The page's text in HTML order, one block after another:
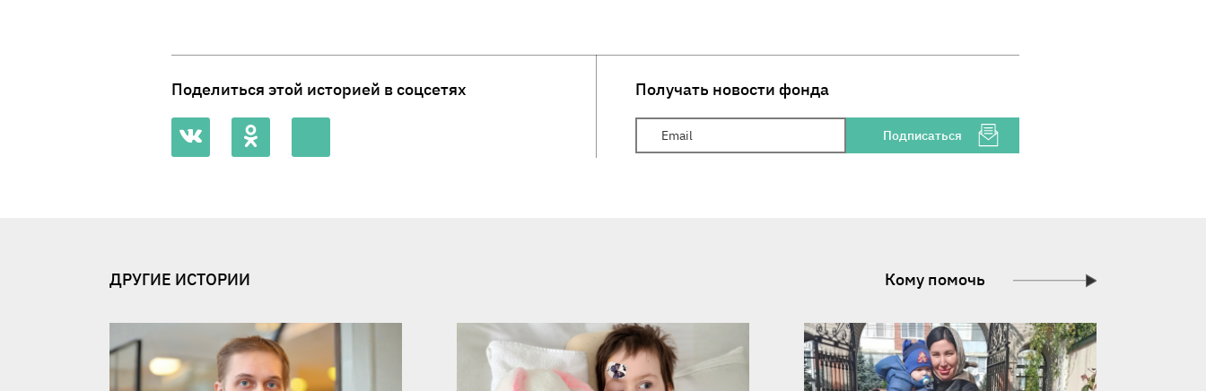
Поделиться этой историей в соцсетях Получать новости фонда
Ваш Email
Подписаться
ДРУГИЕ ИСТОРИИ Кому помочь